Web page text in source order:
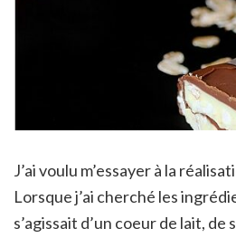
J’ai voulu m’essayer à la
Lorsque j’ai cherché les
s’agissait d’un coeur de lait, de